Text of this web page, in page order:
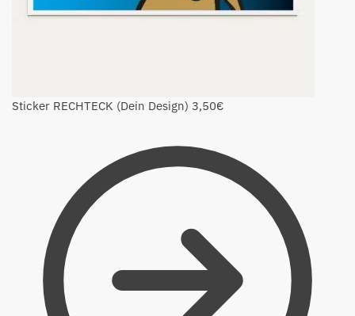
Sticker RECHTECK (Dein Design) 3,50€